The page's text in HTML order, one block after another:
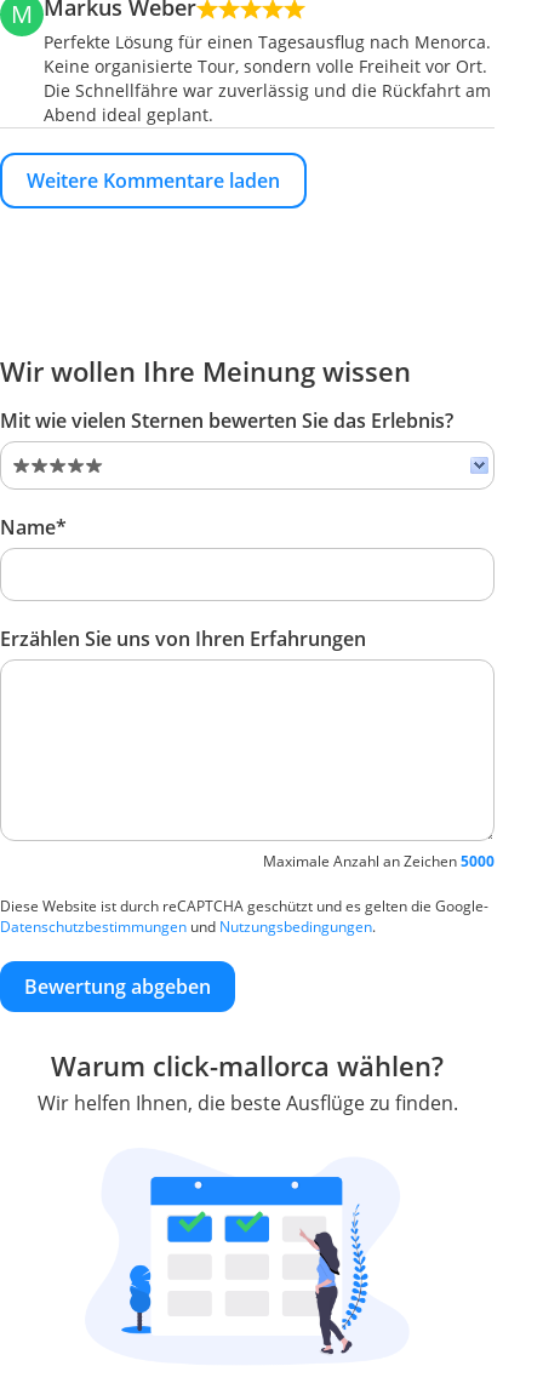
M Markus Weber
Perfekte Lösung für einen Tagesausflug nach Menorca.
Keine organisierte Tour, sondern volle Freiheit vor Ort.
Die Schnellfähre war zuverlässig und die Rückfahrt am
Abend ideal geplant.
Weitere Kommentare laden
Wir wollen Ihre Meinung wissen
Mit wie vielen Sternen bewerten Sie das Erlebnis?
Name*
Erzählen Sie uns von Ihren Erfahrungen
Maximale Anzahl an Zeichen5000
Diese Website ist durch reCAPTCHA geschützt und es gelten die Google-
Datenschutzbestimmungen und Nutzungsbedingungen.
Bewertung abgeben
Warum click-mallorca wählen?
Wir helfen Ihnen, die beste Ausflüge zu finden.